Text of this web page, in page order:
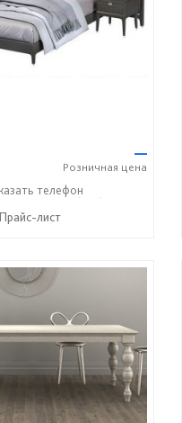
—
Розничная цена
42 ☎+7 (928) 158-33-84
телефон
Прайс-лист